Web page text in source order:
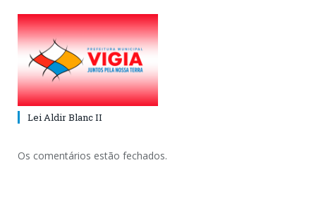
Lei Aldir Blanc II
Os comentários estão fechados.